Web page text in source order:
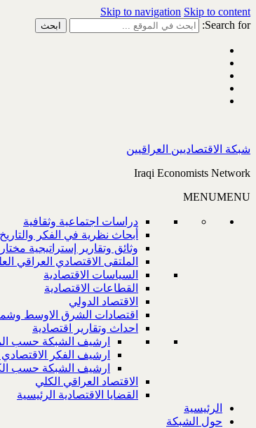
Skip to navigation Skip to content
Search for:
شبكة الاقتصاديين العراقيين
Iraqi Economists Network
MENUMENU
دراسات اجتماعية وثقافية
أبحاث نظرية في الفكر
وثائق وتقارير إستراتيجية
الملتقى الاقتصادي العراقي
السياسات الاقتصادية
القطاعات الاقتصادية
الاقتصاد الدولي
اقتصادات الشرق الاوسط
احداث وتقارير اقتصادية
ارشيف الشبكة حسب
ارشيف الفكر
ارشيف الشبكة حسب
الاقتصاد العراقي الكلي
القضايا الاقتصادية الرئيسية
الرئيسية
حول الشبكة